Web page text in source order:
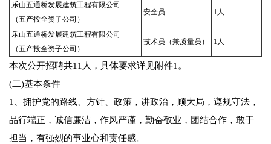
乐山五通桥发展建筑工程有限公司
（五产投全资子公司）
安全员 1人
乐山五通桥发展建筑工程有限公司
（五产投全资子公司）
技术员（兼质量员） 1人
本次公开招聘共11人，具体要求详见附件1。
(二)基本条件
1、拥护党的路线、方针、政策，讲政治，顾大局，遵规守法，
品行端正，诚信廉洁，作风严谨，勤奋敬业，团结合作，敢于
担当，有强烈的事业心和责任感。